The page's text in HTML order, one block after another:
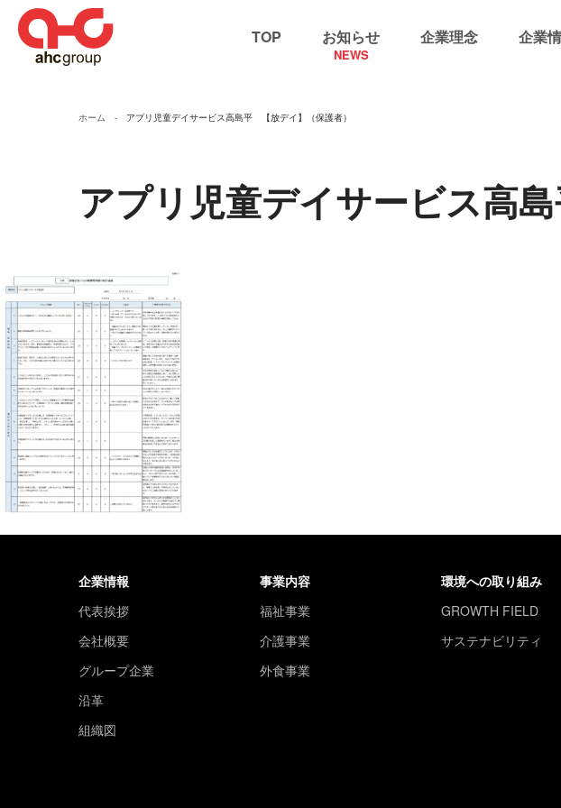
TOP お知らせ
NEWS
企業理念 企業
ホーム アプリ児童デイサービス高島平 【放デイ】（保護者）
アプリ児童デイサービス高
企業情報
代表挨拶
会社概要
グループ企業
沿革
組織図
事業内容
福祉事業
介護事業
外食事業
環境への取り組み
GROWTH FIELD
サステナビリティ